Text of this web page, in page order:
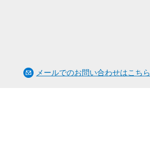
メールでのお問い合わせはこちら